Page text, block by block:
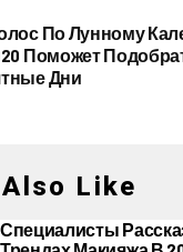
По Лунному
Поможет
Дни
Like
Специалисты